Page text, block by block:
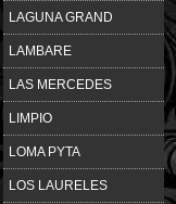
LAGUNA GRAND
LAMBARE
LAS MERCEDES
LIMPIO
LOMA PYTA
LOS LAURELES